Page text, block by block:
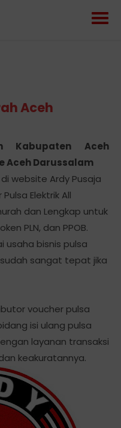
Aceh
Kabupaten Aceh
Aceh Darussalam
website Ardy Pusaja
Elektrik All
dan Lengkap untuk
PLN, dan PPOB.
usaha bisnis pulsa
sangat tepat jika
voucher pulsa
isi ulang pulsa
layanan transaksi
keakuratannya.